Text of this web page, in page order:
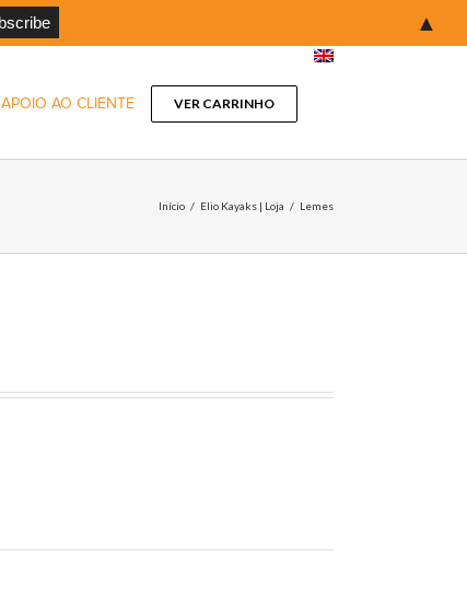
APOIO AO CLIENTE VER CARRINHO
Início / Elio Kayaks | Loja / Lemes
▲